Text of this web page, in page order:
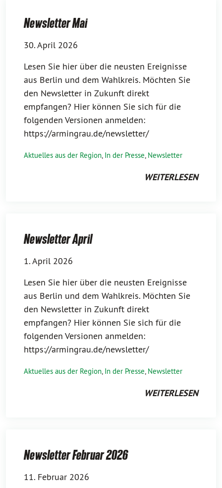
Newsletter Mai
30. April 2026
Lesen Sie hier über die neusten Ereignisse
aus Berlin und dem Wahlkreis. Möchten Sie
den Newsletter in Zukunft direkt
empfangen? Hier können Sie sich für die
folgenden Versionen anmelden:
https://armingrau.de/newsletter/
Aktuelles aus der Region, In der Presse, Newsletter
WEITERLESEN
Newsletter April
1. April 2026
Lesen Sie hier über die neusten Ereignisse
aus Berlin und dem Wahlkreis. Möchten Sie
den Newsletter in Zukunft direkt
empfangen? Hier können Sie sich für die
folgenden Versionen anmelden:
https://armingrau.de/newsletter/
Aktuelles aus der Region, In der Presse, Newsletter
WEITERLESEN
Newsletter Februar 2026
11. Februar 2026